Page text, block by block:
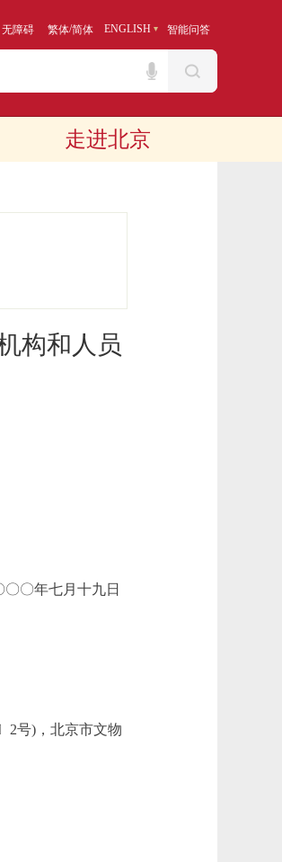
无障碍 繁体/简体 ENGLISH 智能问答
走进北京
构和人员
〇年七月十九日
2号)，北京市文物